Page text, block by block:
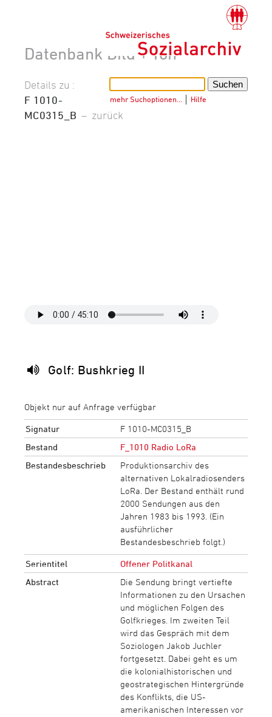
Datenbank Bild + Ton
mehr Suchoptionen… Hilfe
Details zu :
F 1010-
MC0315_B – zurück
Golf: Bushkrieg II
Objekt nur auf Anfrage verfügbar
Signatur
F 1010-MC0315_B
Bestand
F_1010 Radio LoRa
Bestandesbeschrieb
Produktionsarchiv des
alternativen Lokalradiosenders
LoRa. Der Bestand enthält rund
2000 Sendungen aus den
Jahren 1983 bis 1993. (Ein
ausführlicher
Bestandesbeschrieb folgt.)
Serientitel
Offener Politkanal
Abstract
Die Sendung bringt vertiefte
Informationen zu den Ursachen
und möglichen Folgen des
Golfkrieges. Im zweiten Teil
wird das Gespräch mit dem
Soziologen Jakob Juchler
fortgesetzt. Dabei geht es um
die kolonialhistorischen und
geostrategischen Hintergründe
des Konflikts, die US-
amerikanischen Interessen vor